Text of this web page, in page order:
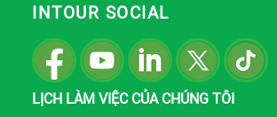
INTOUR SOCIAL
LỊCH LÀM VIỆC CỦA CHÚNG TÔI